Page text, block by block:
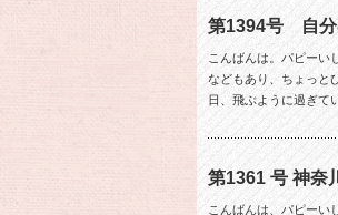
第1394号 自分
こんばんは。パピーい
などもあり、ちょっと
日、飛ぶように過ぎて
第1361 号 神奈
こんばんは、パピーい